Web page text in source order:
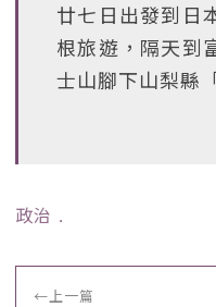
廿七日出發到日
根旅遊，隔天到
士山腳下山梨縣
政治 ﹒
←上一篇